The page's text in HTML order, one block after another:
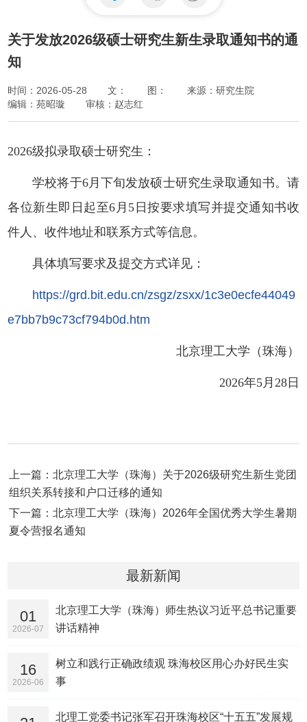
关于发放2026级硕士研究生新生录取通知书的通
知
时间：2026-05-28 文： 图：
来源：研究生院
编辑：苑昭璇
审核：赵志红
2026级拟录取硕士研究生：
学校将于6月下旬发放硕士研究生录取通知书。请
各位新生即日起至6月5日按要求填写并提交通知书收
件人、收件地址和联系方式等信息。
具体填写要求及提交方式详见：
https://grd.bit.edu.cn/zsgz/zsxx/1c3e0ecfe44049
e7bb7b9c73cf794b0d.htm
北京理工大学（珠海）
2026年5月28日
上一篇：北京理工大学（珠海）关于2026级研究生新生党团
组织关系转接和户口迁移的通知
下一篇：北京理工大学（珠海）2026年全国优秀大学生暑期
夏令营报名通知
最新新闻
01
2026-07
北京理工大学（珠海）师生热议习近平总书记重要
讲话精神
16
2026-06
树立和践行正确政绩观 珠海校区用心办好民生实
事
北理工党委书记张军召开珠海校区“十五五”发展规